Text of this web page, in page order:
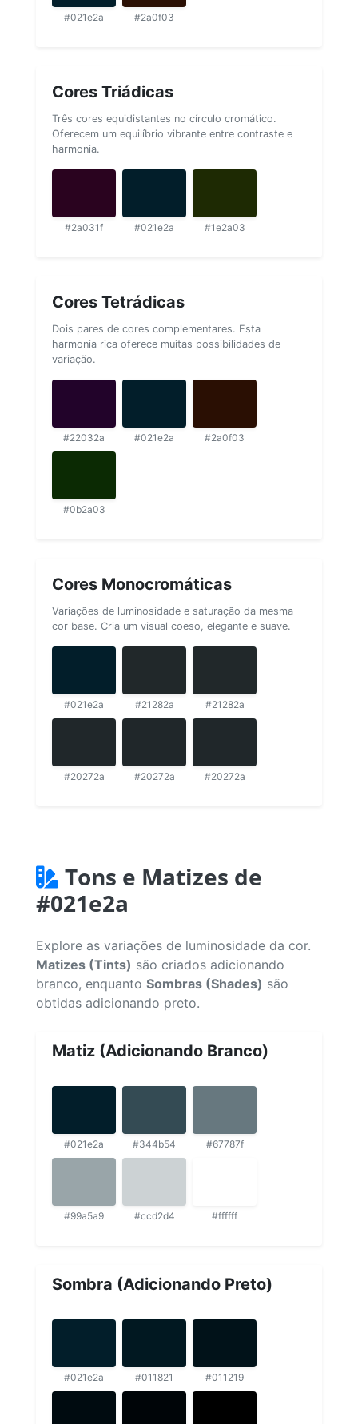
#021e2a #2a0f03
Cores Triádicas
Três cores equidistantes no círculo cromático.
Oferecem um equilíbrio vibrante entre contraste e
harmonia.
#2a031f #021e2a #1e2a03
Cores Tetrádicas
Dois pares de cores complementares. Esta
harmonia rica oferece muitas possibilidades de
variação.
#22032a #021e2a #2a0f03
#0b2a03
Cores Monocromáticas
Variações de luminosidade e saturação da mesma
cor base. Cria um visual coeso, elegante e suave.
#021e2a #21282a #21282a
#20272a #20272a #20272a
Tons e Matizes de
#021e2a
Explore as variações de luminosidade da cor.
Matizes (Tints) são criados adicionando
branco, enquanto Sombras (Shades) são
obtidas adicionando preto.
Matiz (Adicionando Branco)
#021e2a #344b54 #67787f
#99a5a9 #ccd2d4 #ffffff
Sombra (Adicionando Preto)
#021e2a #011821 #011219